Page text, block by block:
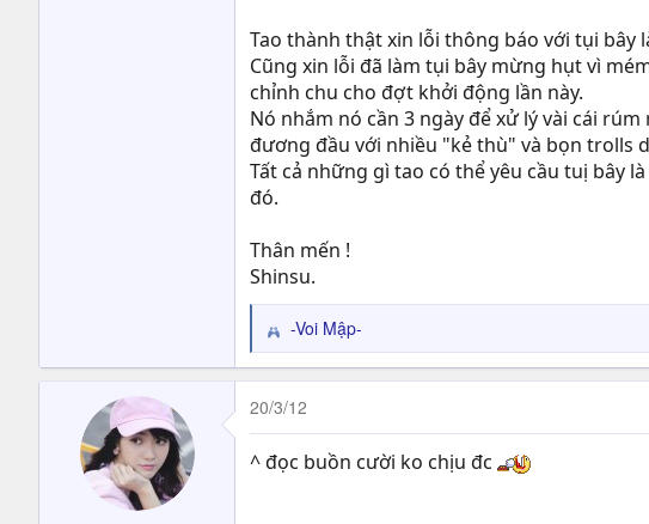
Tao thành thật xin lỗi thông báo với tụi bây
Cũng xin lỗi đã làm tụi bây mừng hụt vì
chỉnh chu cho đợt khởi động lần này.
Nó nhắm nó cần 3 ngày để xử lý vài cái
đương đầu với nhiều "kẻ thù" và bọn trolls
Tất cả những gì tao có thể yêu cầu tuị bây
đó.
Thân mến !
Shinsu.
R
e
a
c
t
o
-Voi Mập-
20/3/12
^ đọc buồn cười ko chịu đc